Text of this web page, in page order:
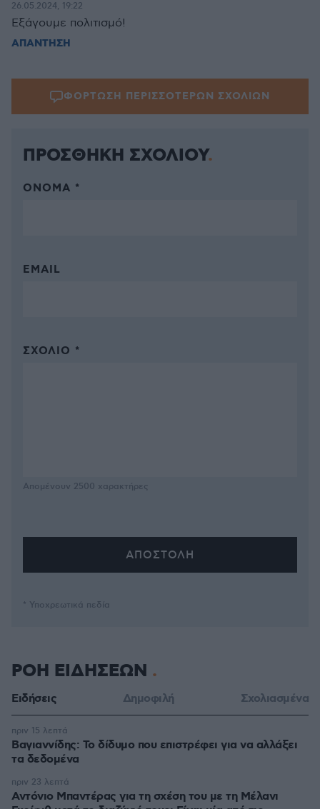
26.05.2024, 19:22
Εξάγουμε πολιτισμό!
ΑΠΑΝΤΗΣΗ
ΦΟΡΤΩΣΗ ΠΕΡΙΣΣΟΤΕΡΩΝ ΣΧΟΛΙΩΝ
ΠΡΟΣΘΗΚΗ ΣΧΟΛΙΟΥ
ΌΝΟΜΑ *
EMAIL
ΣΧΌΛΙΟ *
Απομένουν 2500 χαρακτήρες
* Υποχρεωτικά πεδία
ΡΟΗ ΕΙΔΗΣΕΩΝ
Ειδήσεις Δημοφιλή Σχολιασμένα
Βαγιαννίδης: Το δίδυμο που επιστρέφει για να αλλάξει
τα δεδομένα
πριν 15 λεπτά
Αντόνιο Μπαντέρας για τη σχέση του με τη Μέλανι
πριν 23 λεπτά